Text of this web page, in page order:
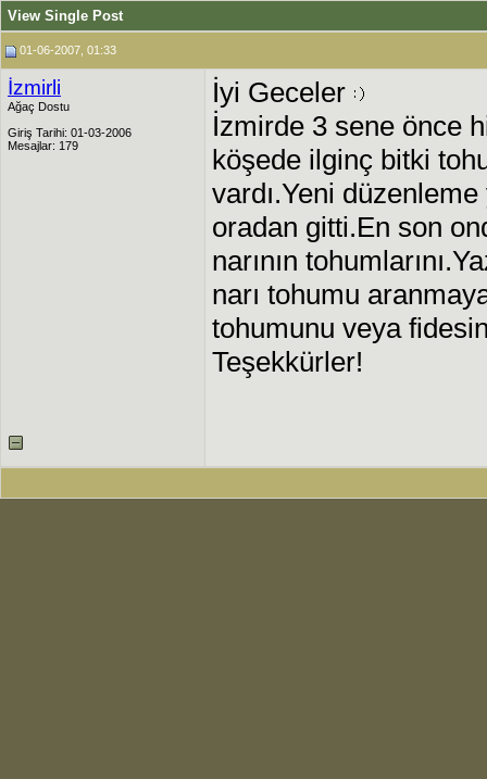
View Single Post
01-06-2007, 01:33
İzmirli
Ağaç Dostu
Giriş Tarihi: 01-03-2006
Mesajlar: 179
İyi Geceler
İzmirde 3 sene önce
köşede ilginç bitki
vardı.Yeni
oradan gitti.En son
narının
narı tohumu
tohumunu veya
Teşekkürler!